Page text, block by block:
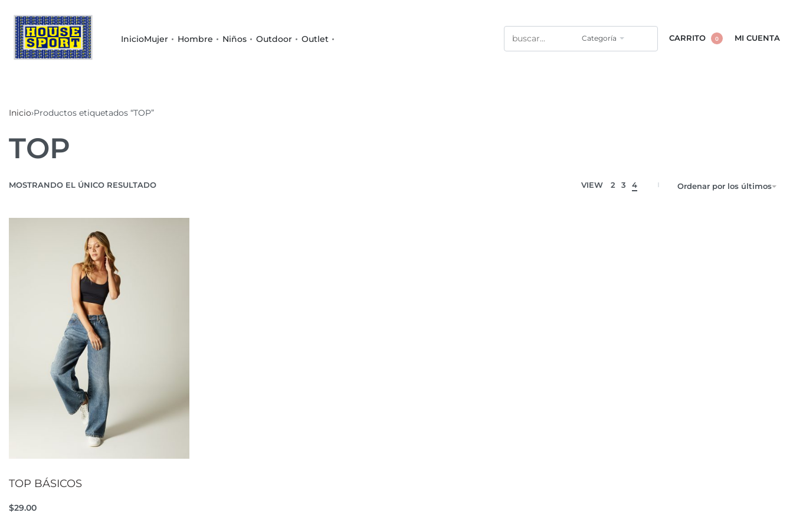
InicioMujer Hombre Niños Outdoor Outlet Categoría CARRITO 0 MI CUENTA
Inicio›Productos etiquetados “TOP”
TOP
MOSTRANDO EL ÚNICO RESULTADO VIEW 2 3 4 Ordenar por los últimos
TOP BÁSICOS
$29.00